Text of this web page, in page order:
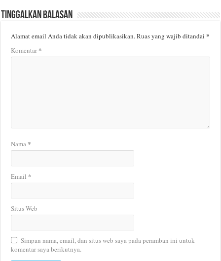
Tinggalkan Balasan
Alamat email Anda tidak akan dipublikasikan.Ruas yang wajib ditandai*
Komentar*
Nama *
Email *
Situs Web
Simpan nama, email, dan situs web saya pada peramban ini untuk
komentar saya berikutnya.